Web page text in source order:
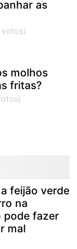
as
molhos
fritas?
feijão verde
na
pode fazer
mal